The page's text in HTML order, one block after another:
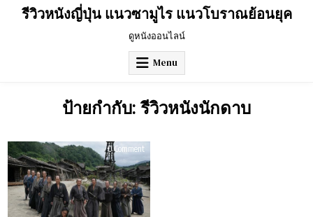
รีวิวหนังญี่ปุ่น แนวซามูไร แนวโบราณย้อนยุค
ดูหนังออนไลน์
Menu
ป้ายกำกับ:รีวิวหนังนักดาบ
0 Commenton
13
Assassins
(2010)
13
ดาบ